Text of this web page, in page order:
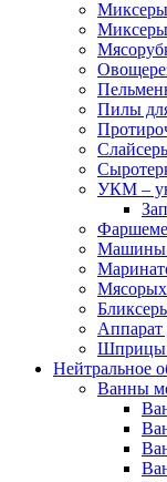
Пилы
УКМ –
Машины
Аппарат
Шприцы
Нейтральное
Ванны